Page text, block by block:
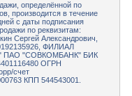
определённой по
производится в течение
с даты подписания
по реквизитам:
Сергей Александрович,
ФИЛИАЛ
ПАО "СОВКОМБАНК" БИК
ОГРН
счет
КПП 544543001.